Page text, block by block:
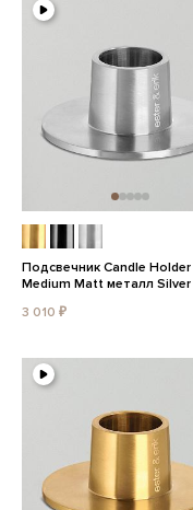
Подсвечник Candle Holder
Medium Matt металл Silver
3 010 ₽